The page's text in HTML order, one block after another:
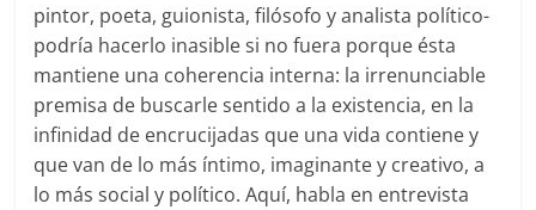
pintor, poeta, guionista, filósofo y analista político-
podría hacerlo inasible si no fuera porque ésta
mantiene una coherencia interna: la irrenunciable
premisa de buscarle sentido a la existencia, en la
infinidad de encrucijadas que una vida contiene y
que van de lo más íntimo, imaginante y creativo, a
lo más social y político. Aquí, habla en entrevista